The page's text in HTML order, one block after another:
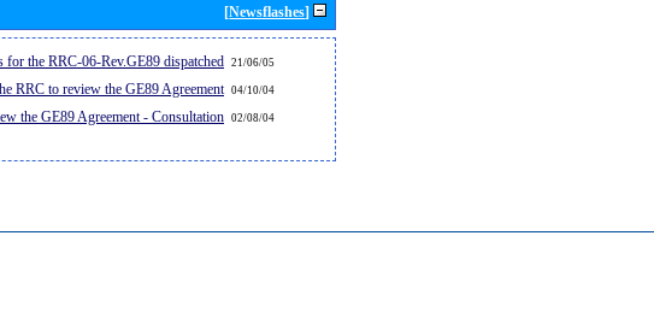
[Newsflashes]
21/06/05
the RRC-06-Rev.GE89 dispatched...
04/10/04
RRC to review the GE89 Agreement
02/08/04
the GE89 Agreement - Consultation